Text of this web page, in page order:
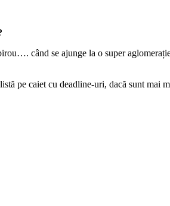
când se ajunge la o super
pe caiet cu deadline-uri, dacă sunt mai